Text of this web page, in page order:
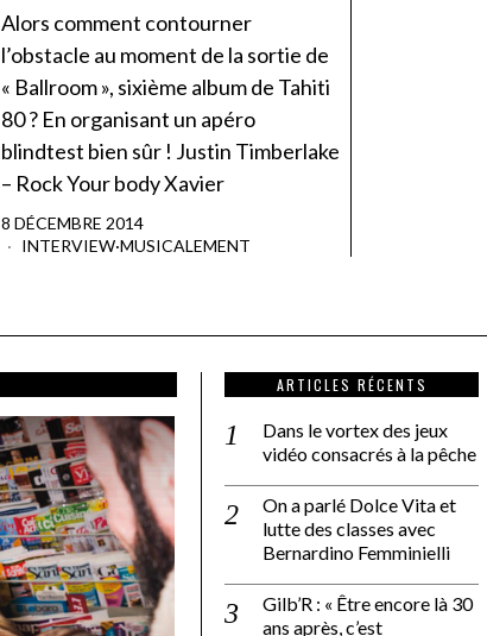
Alors comment contourner
l’obstacle au moment de la sortie de
« Ballroom », sixième album de Tahiti
80 ? En organisant un apéro
blindtest bien sûr ! Justin Timberlake
– Rock Your body Xavier
8 DÉCEMBRE 2014
INTERVIEW·MUSICALEMENT
ARTICLES RÉCENTS
Dans le vortex des jeux
vidéo consacrés à la pêche
On a parlé Dolce Vita et
lutte des classes avec
Bernardino Femminielli
Gilb’R : « Être encore là 30
ans après, c’est